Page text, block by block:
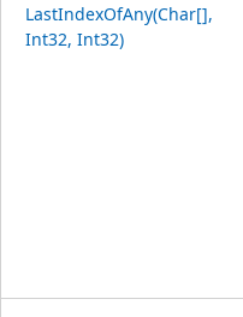
LastIndexOfAny(Char[],
Int32, Int32)